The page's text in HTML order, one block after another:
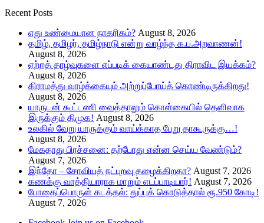
Recent Posts
எது உண்மையான நாகரிகம்? August 8, 2026
தமிழ், தமிழர், தமிழ்நாடு என்று வாழ்ந்த க.ப.அறவாணன்!
August 8, 2026
ஏற்றத் தாழ்வுகளை எப்படிக் கையாண்டது திராவிட இயக்கம்?
August 8, 2026
கிராமத்து வாழ்க்கையும் அற்றுப்போய்க் கொண்டிருக்கிறது!
August 8, 2026
யாருடன் கூட்டணி வைத்தாலும் கொள்கையில் தெளிவாக
இருக்கும் திமுக! August 8, 2026
உலகில் வேறு யாருக்கும் வாய்க்காத பேறு தாகூருக்கு…!
August 8, 2026
மேகதாது பிரச்சனை: தற்போது என்ன செய்ய வேண்டும்?
August 7, 2026
இந்தோ – சோவியத் நட்புறவு தழைக்கிறதா? August 7, 2026
கணக்கு வாத்தியாராக மாறும் எடப்பாடியார்! August 7, 2026
போதைப்பொருள் கடத்தல்: துப்புக் கொடுத்தால் ரூ.950 கோடி!
August 7, 2026